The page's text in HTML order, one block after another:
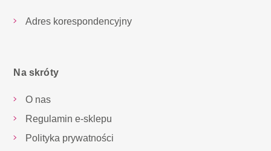
Adres korespondencyjny
Na skróty
O nas
Regulamin e-sklepu
Polityka prywatności